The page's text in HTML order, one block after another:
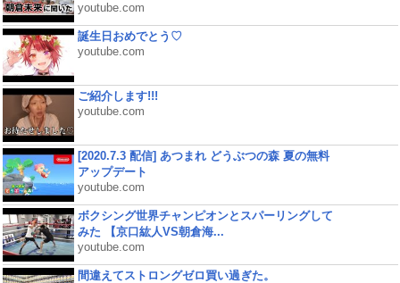
youtube.com
誕生日おめでとう♡
youtube.com
ご紹介します!!!
youtube.com
[2020.7.3 配信] あつまれ どうぶつの森 夏の無料
アップデート
youtube.com
ボクシング世界チャンピオンとスパーリングして
みた 【京口紘人VS朝倉海...
youtube.com
間違えてストロングゼロ買い過ぎた。